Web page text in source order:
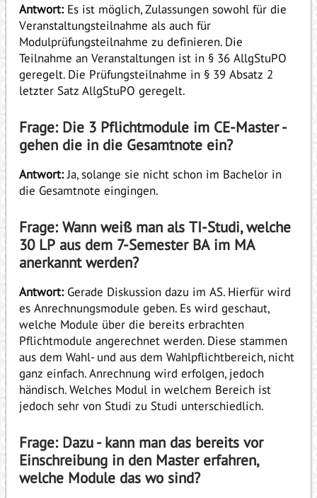
Antwort:Es ist möglich, Zulassungen sowohl für die
Veranstaltungsteilnahme als auch für
Modulprüfungsteilnahme zu definieren. Die
Teilnahme an Veranstaltungen ist in § 36 AllgStuPO
geregelt. Die Prüfungsteilnahme in § 39 Absatz 2
letzter Satz AllgStuPO geregelt.
Frage: Die 3 Pflichtmodule im CE-Master -
gehen die in die Gesamtnote ein?
Antwort:Ja, solange sie nicht schon im Bachelor in
die Gesamtnote eingingen.
Frage: Wann weiß man als TI-Studi, welche
30 LP aus dem 7-Semester BA im MA
anerkannt werden?
Antwort:Gerade Diskussion dazu im AS. Hierfür wird
es Anrechnungsmodule geben. Es wird geschaut,
welche Module über die bereits erbrachten
Pflichtmodule angerechnet werden. Diese stammen
aus dem Wahl- und aus dem Wahlpflichtbereich, nicht
ganz einfach. Anrechnung wird erfolgen, jedoch
händisch. Welches Modul in welchem Bereich ist
jedoch sehr von Studi zu Studi unterschiedlich.
Frage: Dazu - kann man das bereits vor
Einschreibung in den Master erfahren,
welche Module das wo sind?